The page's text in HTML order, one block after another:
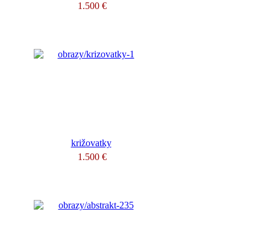
1.500 €
križovatky
1.500 €